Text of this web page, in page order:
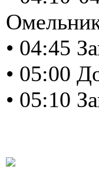
• 04:45
• 05:00
• 05:10